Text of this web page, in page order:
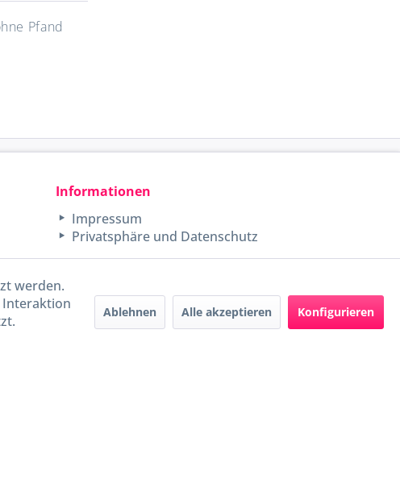
Pfand
Informationen
Impressum
Privatsphäre und Datenschutz
werden.
Interaktion
Ablehnen Alle akzeptieren Konfigurieren